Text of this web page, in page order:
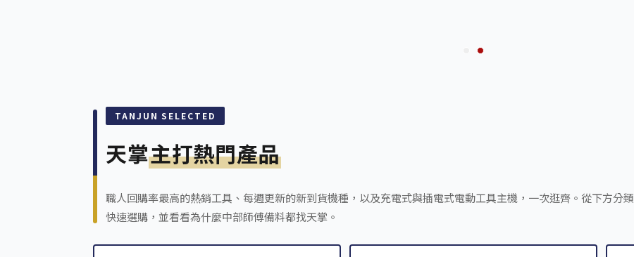
TANJUN SELECTED
天掌主打熱門產品
職人回購率最高的熱銷工具、每週更新的新到貨機種，以及充電式與插電式電動工具主機，一次逛齊。從下方分類
快速選購，並看看為什麼中部師傅備料都找天掌。